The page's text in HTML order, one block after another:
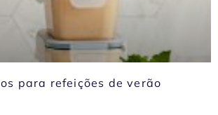
para refeições de verão